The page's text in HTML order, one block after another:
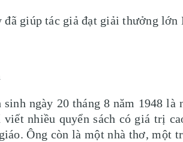
đã giúp tác giả đạt giải thưởng lớn
sinh ngày 20 tháng 8 năm 1948
viết nhiều quyển sách có giá trị
Ông còn là một nhà thơ,